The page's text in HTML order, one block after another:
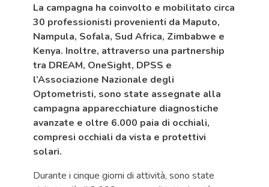
La campagna ha coinvolto e mobilitato circa
30 professionisti provenienti da Maputo,
Nampula, Sofala, Sud Africa, Zimbabwe e
Kenya. Inoltre, attraverso una partnership
tra DREAM, OneSight, DPSS e
l’Associazione Nazionale degli
Optometristi, sono state assegnate alla
campagna apparecchiature diagnostiche
avanzate e oltre 6.000 paia di occhiali,
compresi occhiali da vista e protettivi
solari.
Durante i cinque giorni di attività, sono state